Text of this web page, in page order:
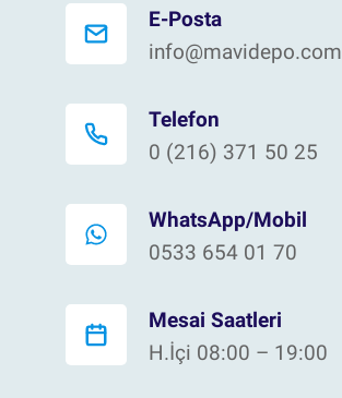
E-Posta
info@mavidepo.com
Telefon
0 (216) 371 50 25
WhatsApp/Mobil
0533 654 01 70
Mesai Saatleri
H.İçi 08:00 – 19:00